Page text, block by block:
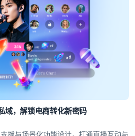
域，解锁电商转化新密码
讯云服务条款和通讯云隐私政策
提交
登录客服云